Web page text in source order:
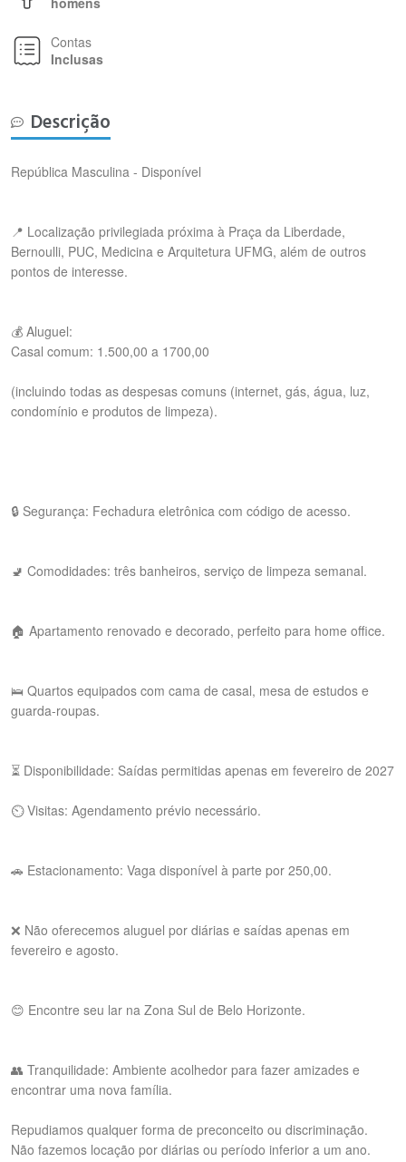
Contas
Inclusas
Descrição
República Masculina - Disponível
📍 Localização privilegiada próxima à Praça da Liberdade,
Bernoulli, PUC, Medicina e Arquitetura UFMG, além de outros
pontos de interesse.
💰 Aluguel:
Casal comum: 1.500,00 a 1700,00
(incluindo todas as despesas comuns (internet, gás, água, luz,
condomínio e produtos de limpeza).
🔒 Segurança: Fechadura eletrônica com código de acesso.
🚽 Comodidades: três banheiros, serviço de limpeza semanal.
🏠 Apartamento renovado e decorado, perfeito para home office.
🛌 Quartos equipados com cama de casal, mesa de estudos e
guarda-roupas.
⏳ Disponibilidade: Saídas permitidas apenas em fevereiro de 2027
⏲ Visitas: Agendamento prévio necessário.
🚗 Estacionamento: Vaga disponível à parte por 250,00.
❌ Não oferecemos aluguel por diárias e saídas apenas em
fevereiro e agosto.
😊 Encontre seu lar na Zona Sul de Belo Horizonte.
👥 Tranquilidade: Ambiente acolhedor para fazer amizades e
encontrar uma nova família.
Repudiamos qualquer forma de preconceito ou discriminação.
Não fazemos locação por diárias ou período inferior a um ano.